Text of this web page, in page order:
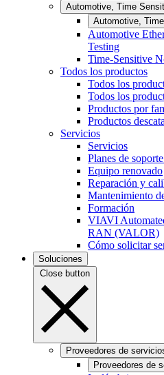
Automotive, Time
Automotive,
Automotive
Testing
Time-Sensitive
Todos los productos
Todos los
Todos los
Productos por
Productos
Servicios
Servicios
Planes de
Equipo renovado
Reparación y
Mantenimiento
Formación
VIAVI
RAN (VALOR)
Cómo solicitar
Soluciones
Close button
Proveedores de
Proveedores de